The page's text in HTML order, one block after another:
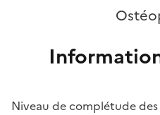
Niveau de complétude